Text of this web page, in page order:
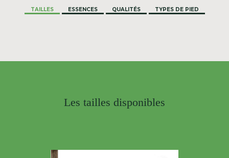
TAILLES ESSENCES QUALITÉS TYPES DE PIED
Les tailles disponibles